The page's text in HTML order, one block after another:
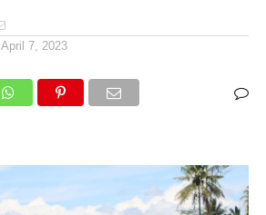
April 7, 2023